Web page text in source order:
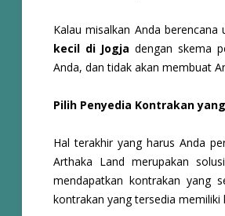
Kalau misalkan Anda
kecil di Jogja dengan skema
Anda, dan tidak akan membuat
Pilih Penyedia Kontrakan
Hal terakhir yang harus Anda
Arthaka Land merupakan
mendapatkan kontrakan yang
kontrakan yang tersedia memiliki